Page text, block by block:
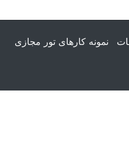
نمونه کارهای تور مجازی